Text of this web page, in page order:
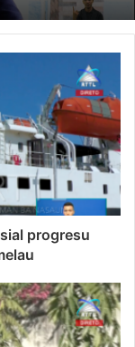
progresu